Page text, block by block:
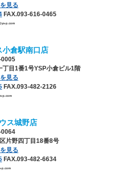
見る
FAX.093-616-0465
p.com
小倉駅南口店
0005
丁目1番1号YSP小倉ビル1階
見る
FAX.093-482-2126
p.com
ス城野店
0064
片野四丁目18番8号
見る
FAX.093-482-6634
p.com